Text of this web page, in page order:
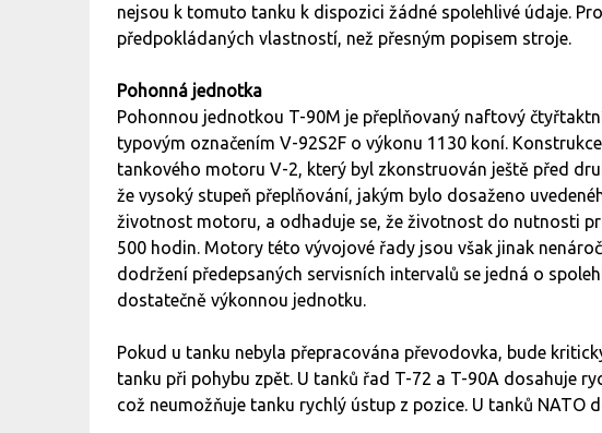
nejsou k tomuto tanku k dispozici žádné spolehlivé údaje.
předpokládaných vlastností, než přesným popisem stroje.
Pohonná jednotka
Pohonnou jednotkou T-90M je přeplňovaný naftový
typovým označením V-92S2F o výkonu 1130 koní.
tankového motoru V-2, který byl zkonstruován ještě před
že vysoký stupeň přeplňování, jakým bylo dosaženo
životnost motoru, a odhaduje se, že životnost do nutnosti
500 hodin. Motory této vývojové řady jsou však jinak
dodržení předepsaných servisních intervalů se jedná o
dostatečně výkonnou jednotku.
Pokud u tanku nebyla přepracována převodovka, bude
tanku při pohybu zpět. U tanků řad T-72 a T-90A dosahuje
což neumožňuje tanku rychlý ústup z pozice. U tanků NATO